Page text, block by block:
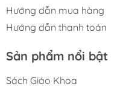
Hướng dẫn mua hàng
Hướng dẫn thanh toán
Sản phẩm nổi bật
Sách Giáo Khoa